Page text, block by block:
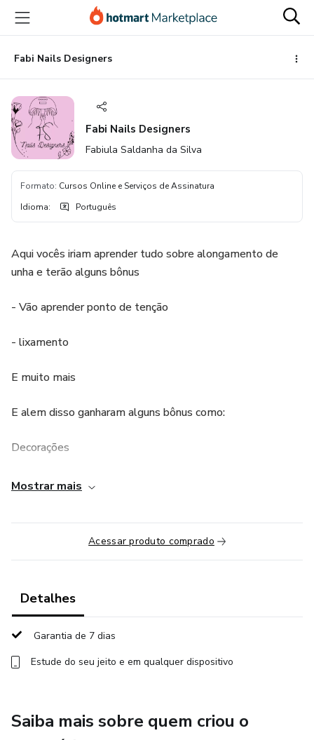
para
conteúdo
principal
para
pagamento
para
rodapé
Fabi Nails Designers
Fabi Nails Designers
Fabiula Saldanha da Silva
Formato: Cursos Online e Serviços de Assinatura
Idioma: Português
Aqui vocês iriam aprender tudo sobre alongamento de
unha e terão alguns bônus
- Vão aprender ponto de tenção
- lixamento
E muito mais
E alem disso ganharam alguns bônus como:
Decorações
Postiça sem gel
Mostrar mais
Acessar produto comprado
Detalhes
Garantia de 7 dias
Estude do seu jeito e em qualquer dispositivo
Saiba mais sobre quem criou o